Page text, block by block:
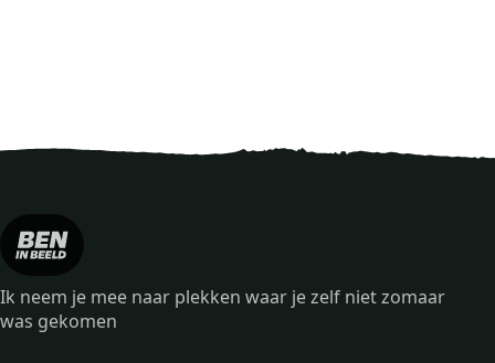
Ik neem je mee naar plekken waar je zelf niet zomaar
was gekomen